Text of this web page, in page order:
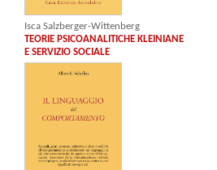
Isca Salzberger-Wittenberg
TEORIE PSICOANALITICHE KLEINIANE
E SERVIZIO SOCIALE